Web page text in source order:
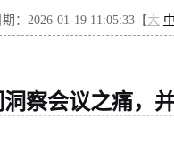
：2026-01-19 11:05:33【大 中
察会议之痛，